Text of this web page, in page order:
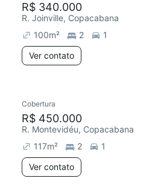
R$ 340.000
R. Joinville, Copacabana
100m² 2
1
Ver contato
Cobertura
R$ 450.000
R. Montevidéu, Copacabana
117m² 2
1
Ver contato